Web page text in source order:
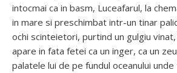
intocmai ca in basm, Luceafarul, la
in mare si preschimbat intr-un tinar
ochi scinteietori, purtind un gulgiu
apare in fata fetei ca un inger, ca un
palatele lui de pe fundul oceanului